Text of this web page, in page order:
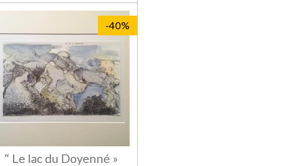
-40%
“ Le lac du Doyenné »